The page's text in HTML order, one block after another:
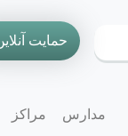
حمایت
مدارس مراکز